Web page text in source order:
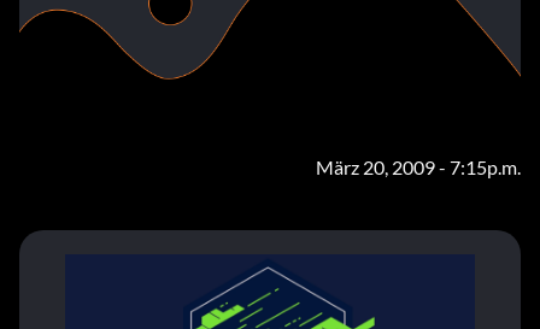
März 20, 2009 - 7:15p.m.